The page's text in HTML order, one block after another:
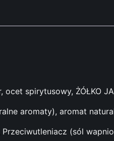
o
s
k
w
ocet spirytusowy, ŻÓŁKO
aromaty), aromat
(sól